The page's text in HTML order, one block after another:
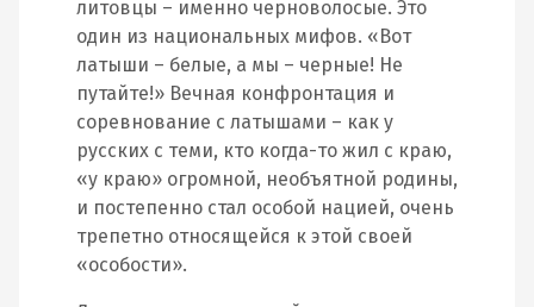
литовцы – именно черноволосые. Это
один из национальных мифов. «Вот
латыши – белые, а мы – черные! Не
путайте!» Вечная конфронтация и
соревнование с латышами – как у
русских с теми, кто когда-то жил с краю,
«у краю» огромной, необъятной родины,
и постепенно стал особой нацией, очень
трепетно относящейся к этой своей
«особости».